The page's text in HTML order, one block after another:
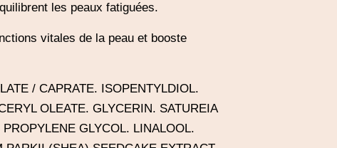
les peaux fatiguées.
vitales de la peau et booste
/ CAPRATE. ISOPENTYLDIOL.
OLEATE. GLYCERIN. SATUREIA
GLYCOL. LINALOOL.